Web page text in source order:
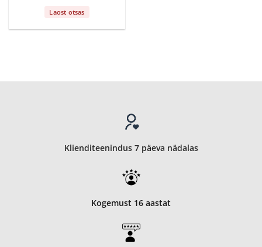
Laost otsas
Klienditeenindus 7 päeva nädalas
Kogemust 16 aastat